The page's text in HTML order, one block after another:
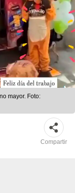
mayor. Foto:
Compartir